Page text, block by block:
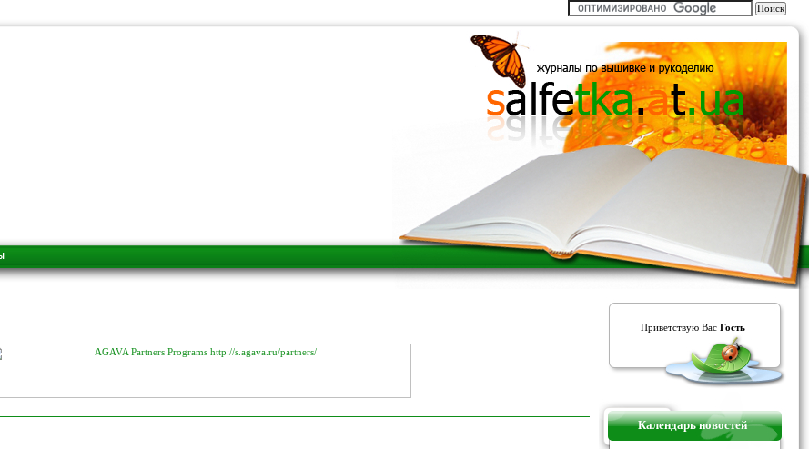
Приветствую Вас Гость
Календарь новостей